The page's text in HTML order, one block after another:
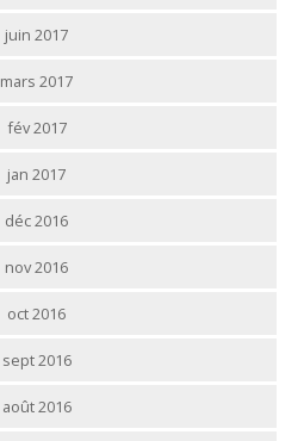
juin 2017
mars 2017
fév 2017
jan 2017
déc 2016
nov 2016
oct 2016
sept 2016
août 2016